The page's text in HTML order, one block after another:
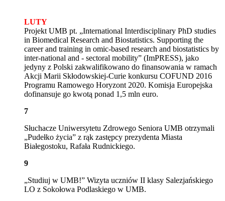
LUTY
Projekt UMB pt. „International Interdisciplinary PhD studies
in Biomedical Research and Biostatistics. Supporting the
career and training in omic-based research and biostatistics by
inter-national and - sectoral mobility” (ImPRESS), jako
jedyny z Polski zakwalifikowano do finansowania w ramach
Akcji Marii Skłodowskiej-Curie konkursu COFUND 2016
Programu Ramowego Horyzont 2020. Komisja Europejska
dofinansuje go kwotą ponad 1,5 mln euro.
7
Słuchacze Uniwersytetu Zdrowego Seniora UMB otrzymali
„Pudełko życia” z rąk zastępcy prezydenta Miasta
Białegostoku, Rafała Rudnickiego.
9
„Studiuj w UMB!” Wizyta uczniów II klasy Salezjańskiego
LO z Sokołowa Podlaskiego w UMB.